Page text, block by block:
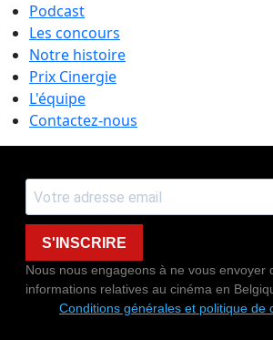
Podcast
Les concours
Notre histoire
Prix Cinergie
L'équipe
Contactez-nous
S'INSCRIRE
Nous nous engageons à ne vous envoyer
informations relatives au cinéma en
Conditions générales et politique de